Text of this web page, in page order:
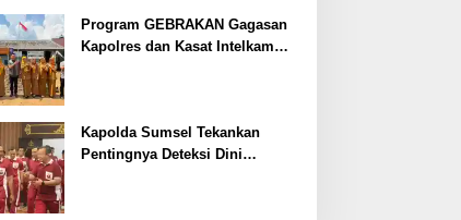
Program GEBRAKAN Gagasan
Kapolres dan Kasat Intelkam
Kapolda Sumsel Tekankan
Pentingnya Deteksi Dini